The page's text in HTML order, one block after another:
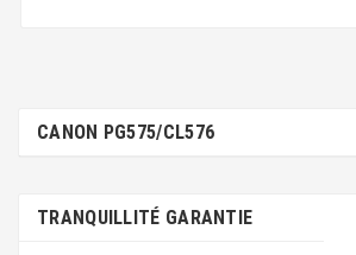
CANON PG575/CL576
TRANQUILLITÉ GARANTIE